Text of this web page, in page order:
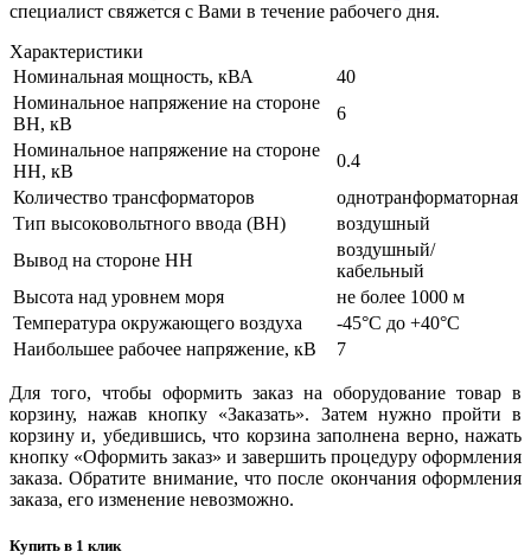
специалист свяжется с Вами в течение рабочего дня.
Характеристики
Номинальная мощность, кВА
40
Номинальное напряжение на стороне
ВН, кВ
6
Номинальное напряжение на стороне
НН, кВ
0.4
Количество трансформаторов
однотранформаторная
Тип высоковольтного ввода (ВН)
воздушный
Вывод на стороне НН
воздушный/
кабельный
Высота над уровнем моря
не более 1000 м
Температура окружающего воздуха
-45°С до +40°С
Наибольшее рабочее напряжение, кВ
7
Для того, чтобы оформить заказ на оборудование товар в
корзину, нажав кнопку «Заказать». Затем нужно пройти в
корзину и, убедившись, что корзина заполнена верно, нажать
кнопку «Оформить заказ» и завершить процедуру оформления
заказа. Обратите внимание, что после окончания оформления
заказа, его изменение невозможно.
Купить в 1 клик